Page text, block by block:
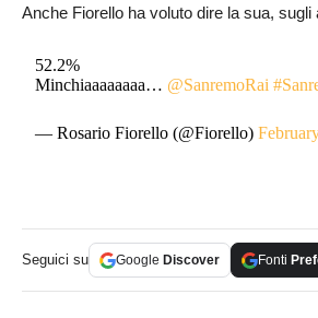
Anche Fiorello ha voluto dire la sua,
52.2%
Minchiaaaaaaaa… @SanremoRai
— Rosario Fiorello (@Fiorello)
Seguici su Google Discover Fonti